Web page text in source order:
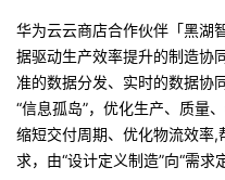
坛
圈
子
的
直
播
我
的
活
我
的
我
华为云云商店合作伙伴「黑湖
据驱动生产效率提升的制造协
准的数据分发、实时的数据协
“信息孤岛”，优化生产、质量
缩短交付周期、优化物流效率,
求，由“设计定义制造”向“需求